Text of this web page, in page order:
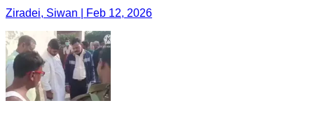
Ziradei, Siwan | Feb 12, 2026